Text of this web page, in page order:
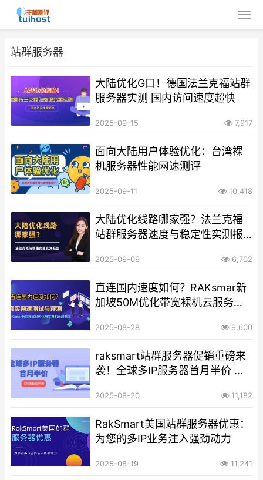
站群服务器
大陆优化G口！德国法兰克福站群
服务器实测 国内访问速度超快
2025-09-15 7,917
面向大陆用户体验优化：台湾裸
机服务器性能网速测评
2025-09-11 10,418
大陆优化线路哪家强？法兰克福
站群服务器速度与稳定性实测报
2025-09-09 6,702
直连国内速度如何？RAKsmar新
加坡50M优化带宽裸机云服务器
2025-08-28 9,600
raksmart站群服务器促销重磅来
袭！全球多IP服务器首月半价 北
2025-08-20 11,182
RakSmart美国站群服务器优惠：
为您的多IP业务注入强劲动力
2025-08-19 11,241